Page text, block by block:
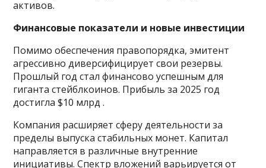
активов.
Финансовые показатели и новые инвестиции
Помимо обеспечения правопорядка, эмитент
агрессивно диверсифицирует свои резервы.
Прошлый год стал финансово успешным для
гиганта стейблкоинов. Прибыль за 2025 год
достигла $10 млрд .
Компания расширяет сферу деятельности за
пределы выпуска стабильных монет. Капитал
направляется в различные внутренние
инициативы. Спектр вложений варьируется от